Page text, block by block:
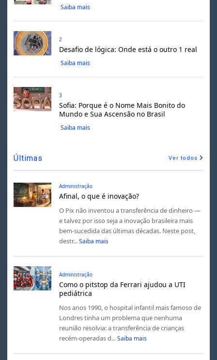
Saiba mais
2
Desafio de lógica: Onde está o outro 1 real
Saiba mais
3
Sofia: Porque é o Nome Mais Bonito do
Mundo e Sua Ascensão no Brasil
Saiba mais
Últimas Ver todos
Administração
Afinal, o que é inovação?
O Pix não inventou a transferência de dinheiro —
e talvez por isso seja a inovação brasileira mais
bem-sucedida das últimas décadas. Neste post,
destr... Saiba mais
Administração
Como o pitstop da Ferrari ajudou a UTI
pediátrica
Nos anos 1990, o hospital infantil mais famoso de
Londres tinha um problema que nenhuma
reunião resolvia: a transferência de crianças
recém-operadas d... Saiba mais